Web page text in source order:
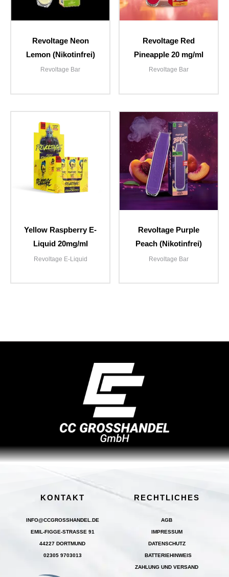
Revoltage Neon
Lemon (Nikotinfrei)
Revoltage Bar
Revoltage Red
Pineapple 20 mg/ml
Revoltage Bar
Yellow Raspberry E-
Liquid 20mg/ml
Revoltage E-Liquid
Revoltage Purple
Peach (Nikotinfrei)
Revoltage Bar
KONTAKT
INFO@CCGROSSHANDEL.DE
EMIL-FIGGE-STRASSE 91
44227 DORTMUND
02305 9703013
RECHTLICHES
AGB
IMPRESSUM
DATENSCHUTZ
BATTERIEHINWEIS
ZAHLUNG UND VERSAND